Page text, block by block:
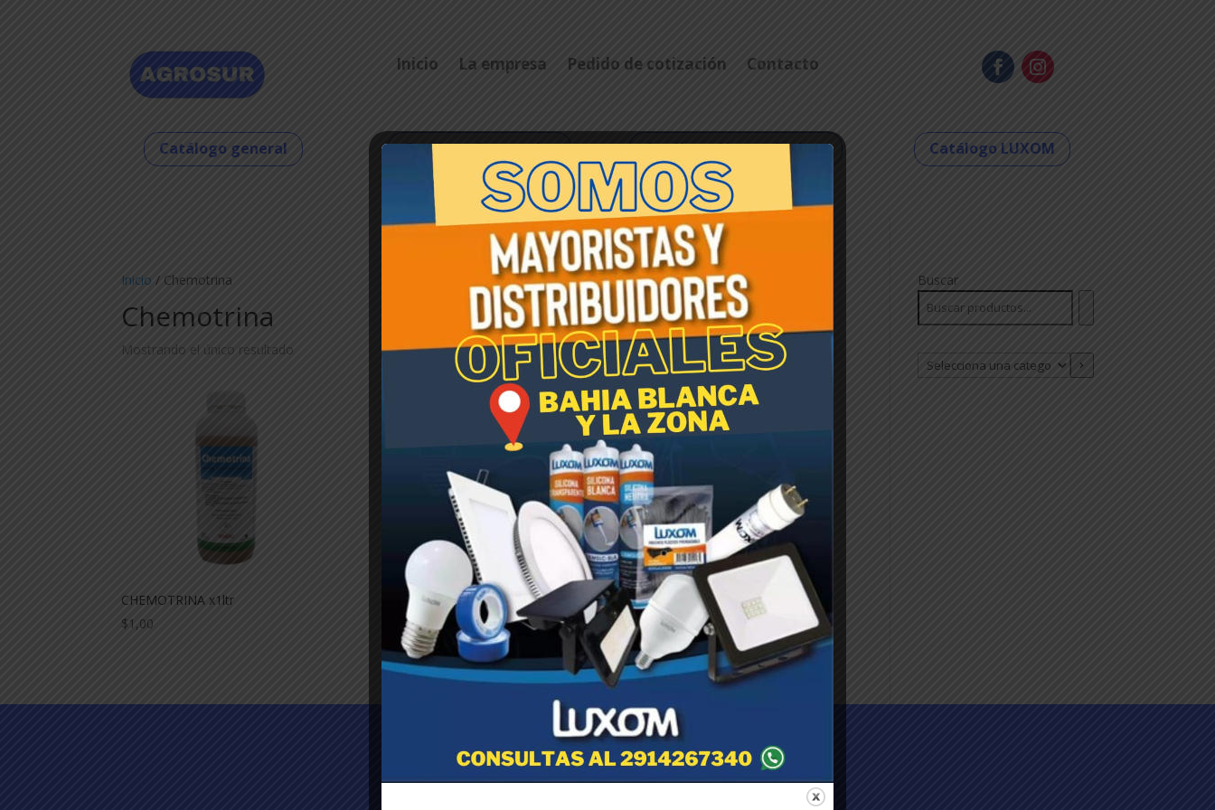
Inicio La empresa Pedido de cotización Contacto
Catálogo general Catálogo ferreterías Catálogo Alarsa - Redeco Catálogo LUXOM
Inicio / Chemotrina
Chemotrina
Mostrando el único resultado
CHEMOTRINA x1ltr
$1,00
Buscar
Selecciona
una